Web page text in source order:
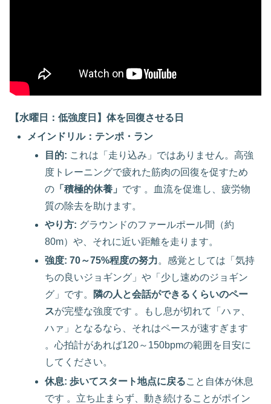
【水曜日：低強度日】体を回復させる日
メインドリル：テンポ・ラン
目的: これは「走り込み」ではありません。高強
度トレーニングで疲れた筋肉の回復を促すため
の 「積極的休養」 です 。血流を促進し、疲労物
質の除去を助けます。
やり方: グラウンドのファールポール間（約
80m）や、それに近い距離を走ります。
強度: 70～75%程度の努力。感覚としては「気持
ちの良いジョギング」や「少し速めのジョギン
グ」です。 隣の人と会話ができるくらいのペー
スが完璧な強度です 。もし息が切れて「ハァ、
ハァ」となるなら、それはペースが速すぎます
。心拍計があれば120～150bpmの範囲を目安に
してください。
休息: 歩いてスタート地点に戻ること自体が休息
です 。立ち止まらず、動き続けることがポイン